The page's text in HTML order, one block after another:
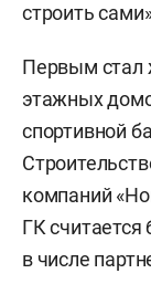
и
утверждает,
компании не
компании за
рублей.
обслуживает
КМПО. Но в
строить
Первым стал
этажных
спортивной
компаний
ГК
в числе